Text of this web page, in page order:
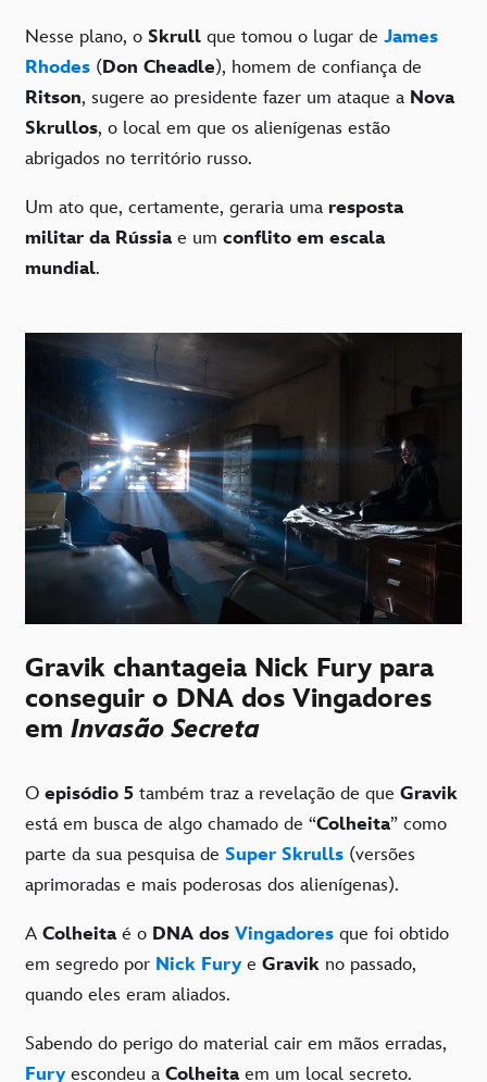
Nesse plano, o Skrull que tomou o lugar de James
Rhodes (Don Cheadle), homem de confiança de
Ritson, sugere ao presidente fazer um ataque a Nova
Skrullos, o local em que os alienígenas estão
abrigados no território russo.
Um ato que, certamente, geraria uma resposta
militar da Rússiae um conflito em escala
mundial.
Gravik chantageia Nick Fury para
conseguir o DNA dos Vingadores
em Invasão Secreta
O episódio 5 também traz a revelação de que Gravik
está em busca de algo chamado de “Colheita” como
parte da sua pesquisa de Super Skrulls (versões
aprimoradas e mais poderosas dos alienígenas).
A Colheitaé o DNA dos Vingadores que foi obtido
em segredo por Nick Fury e Gravik no passado,
quando eles eram aliados.
Sabendo do perigo do material cair em mãos erradas,
Fury escondeu a Colheita em um local secreto.